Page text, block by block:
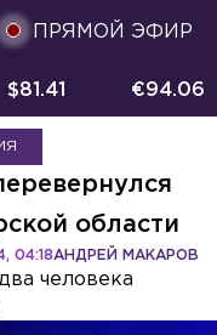
ПРЯМОЙ ЭФИР
$81.41 €94.06
области
АНДРЕЙ МАКАРОВ
04:18
человека